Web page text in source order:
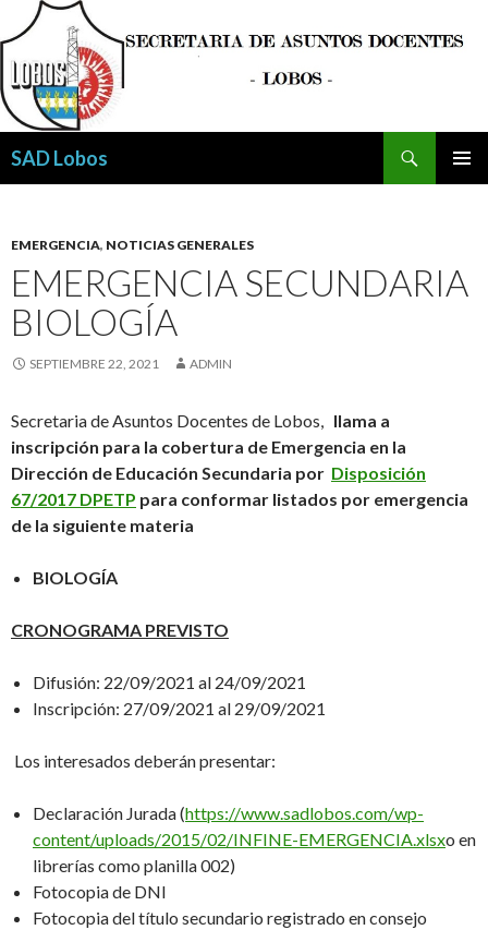
SAD Lobos
EMERGENCIA, NOTICIAS GENERALES
EMERGENCIA SECUNDARIA
BIOLOGÍA
SEPTIEMBRE 22, 2021 ADMIN
Secretaria de Asuntos Docentes de Lobos, llama a
inscripción para la cobertura de Emergencia en la
Dirección de Educación Secundaria por Disposición
67/2017 DPETP para conformar listados por emergencia
de la siguiente materia
BIOLOGÍA
CRONOGRAMA PREVISTO
Difusión: 22/09/2021 al 24/09/2021
Inscripción: 27/09/2021 al 29/09/2021
Los interesados deberán presentar:
Declaración Jurada (https://www.sadlobos.com/wp-
content/uploads/2015/02/INFINE-EMERGENCIA.xlsxo en
librerías como planilla 002)
Fotocopia de DNI
Fotocopia del título secundario registrado en consejo